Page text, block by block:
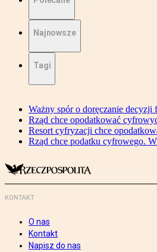
Najnowsze
Tagi
Ważny spór o doręczanie
Rząd chce opodatkować
Resort cyfryzacji chce
Rząd chce podatku cyfrowego.
KONTAKT
O nas
Kontakt
Napisz do nas